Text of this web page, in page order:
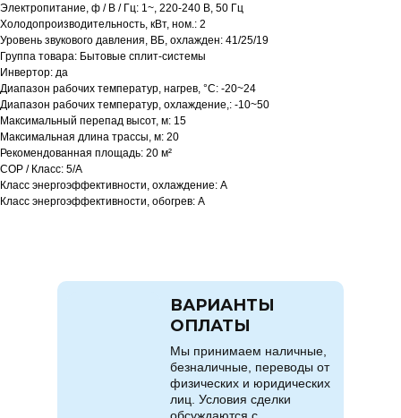
Электропитание, ф / В / Гц: 1~, 220-240 В, 50 Гц
Холодопроизводительность, кВт, ном.: 2
Уровень звукового давления, ВБ, охлажден: 41/25/19
Группа товара: Бытовые сплит-системы
Инвертор: да
Диапазон рабочих температур, нагрев, °C: -20~24
Диапазон рабочих температур, охлаждение,: -10~50
Максимальный перепад высот, м: 15
Максимальная длина трассы, м: 20
Рекомендованная площадь: 20 м²
COP / Класс: 5/A
Класс энергоэффективности, охлаждение: A
Класс энергоэффективности, обогрев: A
Мы принимаем наличные,
безналичные, переводы от
физических и юридических
лиц. Условия сделки
ВАРИАНТЫ
ОПЛАТЫ